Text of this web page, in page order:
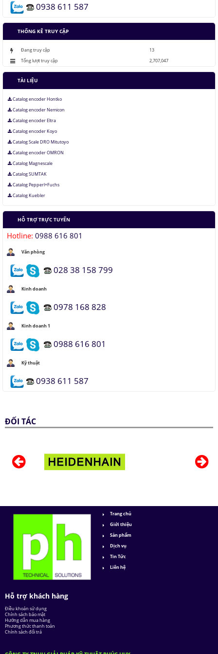
0938 611 587
THỐNG KÊ TRUY CẬP
Đang truy cập
13
Tổng lượt truy cập
2,707,047
TÀI LIỆU
Catalog encoder Hontko
Catalog encoder Nemicon
Catalog encoder Eltra
Catalog encoder Koyo
Catalog Scale DRO Mitutoyo
Catalog encoder OMRON
Catalog Magnescale
Catalog SUMTAK
Catalog Pepperl+Fuchs
Catalog Kuebler
HỖ TRỢ TRỰC TUYẾN
Hotline: 0988 616 801
Văn phòng
028 38 158 799
Kinh doanh
0978 168 828
Kinh doanh 1
0988 616 801
Kỹ thuật
0938 611 587
ĐỐI TÁC
Trang chủ
Giới thiệu
Sản phẩm
Dịch vụ
Tin Tức
Liên hệ
Hỗ trợ khách hàng
Điều khoản sử dụng
Chính sách bảo mật
Hướng dẫn mua hàng
Phương thức thanh toán
Chính sách đổi trả